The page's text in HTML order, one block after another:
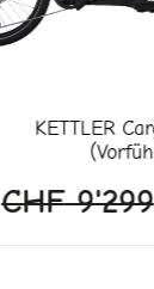
KETTLER
CHF9'299